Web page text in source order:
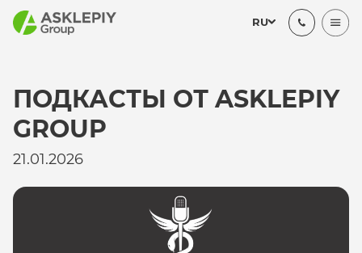
RU
ПОДКАСТЫ ОТ ASKLEPIY
GROUP
21.01.2026